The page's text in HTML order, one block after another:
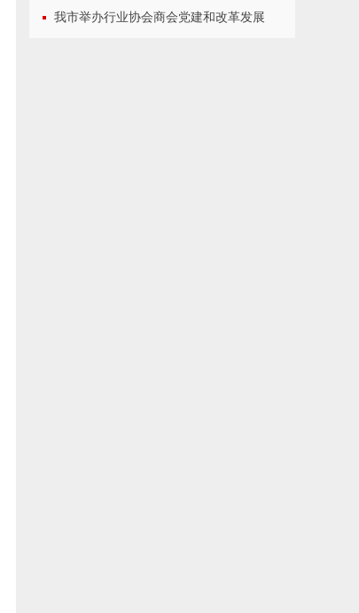
我市举办行业协会商会党建和改革发展